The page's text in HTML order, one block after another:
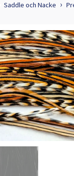
Saddle och Nacke